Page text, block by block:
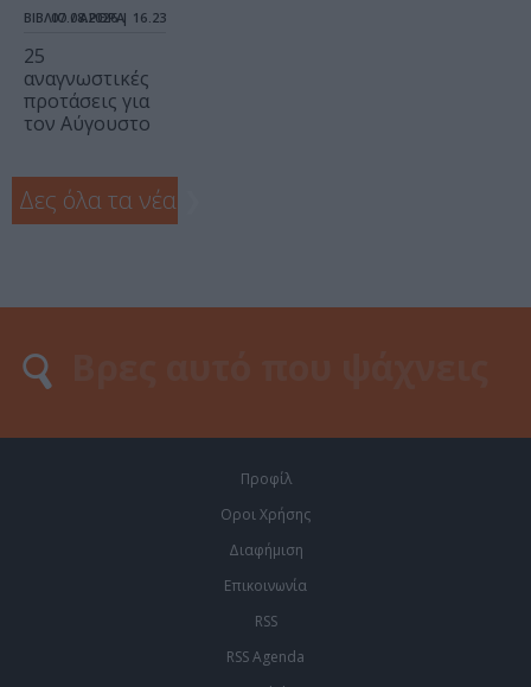
ΒΙΒΛΙΟ / ΑΡΘΡΑ
07.08.2026 | 16.23
25
αναγνωστικές
προτάσεις για
τον Αύγουστο
Δες όλα τα νέα
Προφίλ
Οροι Χρήσης
Διαφήμιση
Επικοινωνία
RSS
RSS Agenda